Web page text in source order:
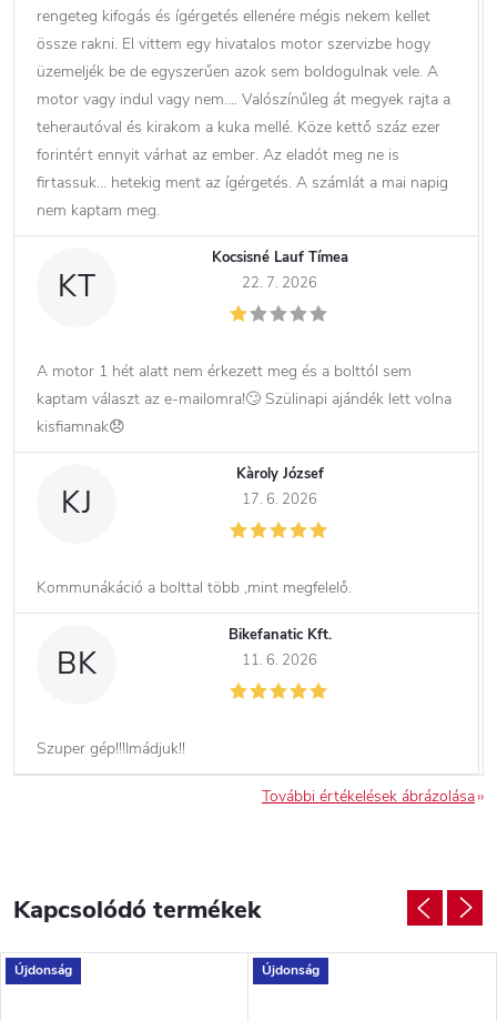
rengeteg kifogás és ígérgetés ellenére mégis nekem kellet
össze rakni. El vittem egy hivatalos motor szervizbe hogy
üzemeljék be de egyszerűen azok sem boldogulnak vele. A
motor vagy indul vagy nem…. Valószínűleg át megyek rajta a
teherautóval és kirakom a kuka mellé. Köze kettő száz ezer
forintért ennyit várhat az ember. Az eladót meg ne is
firtassuk… hetekig ment az ígérgetés. A számlát a mai napig
nem kaptam meg.
KT
Kocsisné Lauf Tímea
22. 7. 2026
A motor 1 hét alatt nem érkezett meg és a bolttól sem
kaptam választ az e-mailomra!🙄 Szülinapi ajándék lett volna
kisfiamnak😞
KJ
Kàroly József
17. 6. 2026
Kommunákáció a bolttal több ,mint megfelelő.
BK
Bikefanatic Kft.
11. 6. 2026
Szuper gép!!!Imádjuk!!
További értékelések ábrázolása
Kapcsolódó termékek
Újdonság Újdonság